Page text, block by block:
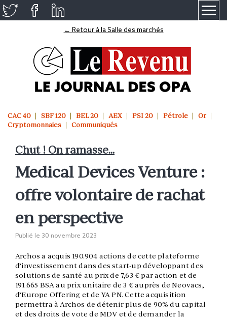
← Retour à la Salle des marchés
CAC 40 SBF 120 BEL 20 AEX PSI 20 Pétrole
Or
Cryptomonnaies
Communiqués
Chut ! On ramasse...
Medical Devices Venture :
offre volontaire de rachat
en perspective
Publié le 30 novembre 2023
Archos a acquis 190.904 actions de cette plateforme
d’investissement dans des start-up développant des
solutions de santé au prix de 7,63 € par action et de
191.665 BSA au prix unitaire de 3 € auprès de Neovacs,
d’Europe Offering et de YA PN. Cette acquisition
permettra à Archos de détenir plus de 90% du capital
et des droits de vote de MDV et de demander la